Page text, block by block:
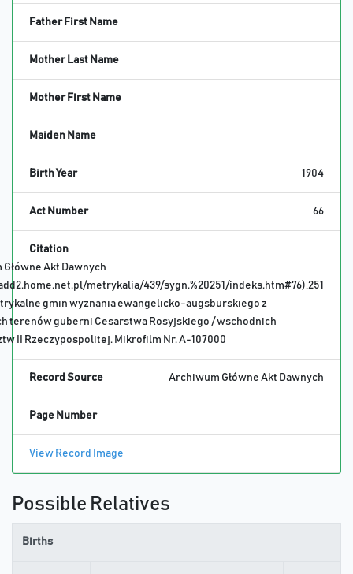
Father First Name
Mother Last Name
Mother First Name
Maiden Name
Birth Year 1904
Act Number 66
Citation
Akt Dawnych
metrykalia/439/sygn.%20251/indeks.htm#76),251
gmin wyznania ewangelicko-augsburskiego z
terenów guberni Cesarstwa Rosyjskiego / wschodnich
II Rzeczypospolitej. Mikrofilm Nr. A-107000
Record Source Archiwum Główne Akt Dawnych
Page Number
View Record Image
Possible Relatives
Births